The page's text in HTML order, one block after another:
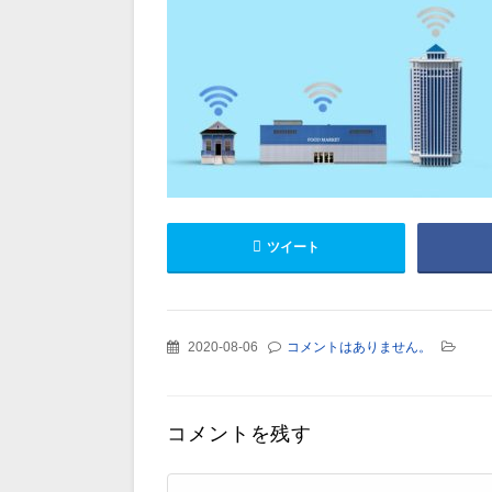
ツイート
2020-08-06 コメントはありません。
コメントを残す